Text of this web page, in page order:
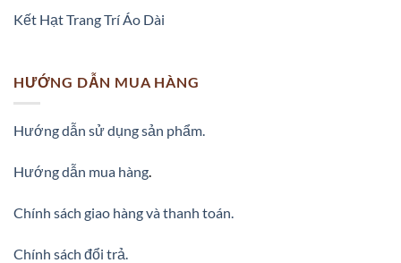
Kết Hạt Trang Trí Áo Dài
HƯỚNG DẪN MUA HÀNG
Hướng dẫn sử dụng sản phẩm.
Hướng dẫn mua hàng.
Chính sách giao hàng và thanh toán.
Chính sách đổi trả.